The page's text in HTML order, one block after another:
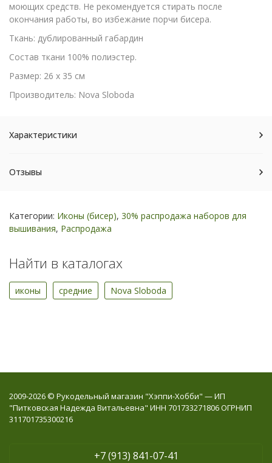
моющих средств. Не рекомендуется стирать после
окончания работы, во избежание порчи бисера.
Ткань: дублированный габардин
Состав ткани 100% полиэстер.
Размер: 26 х 35 см
Производитель: Nova Sloboda
Характеристики
Отзывы
Категории: Иконы (бисер), 30% распродажа наборов для
вышивания, Распродажа
Найти в каталогах
иконы средние Nova Sloboda
2009-2026 © Рукодельный магазин "Хэппи-Хобби" — ИП
"Питковская Надежда Витальевна" ИНН 701733271806 ОГРНИП
311701735300216
+7 (913) 841-07-41